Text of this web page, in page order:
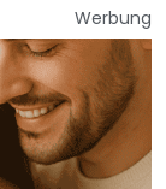
Werbung